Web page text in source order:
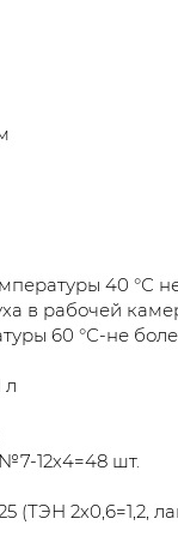
40 °С
в рабочей
60 °С-не
л
12х4=48 шт.
(ТЭН 2х0,6=1,2,